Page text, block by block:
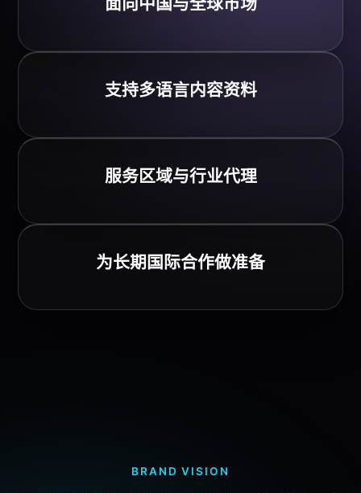
支持多语言内容资料
服务区域与行业代理
为长期国际合作做准备
BRAND VISION